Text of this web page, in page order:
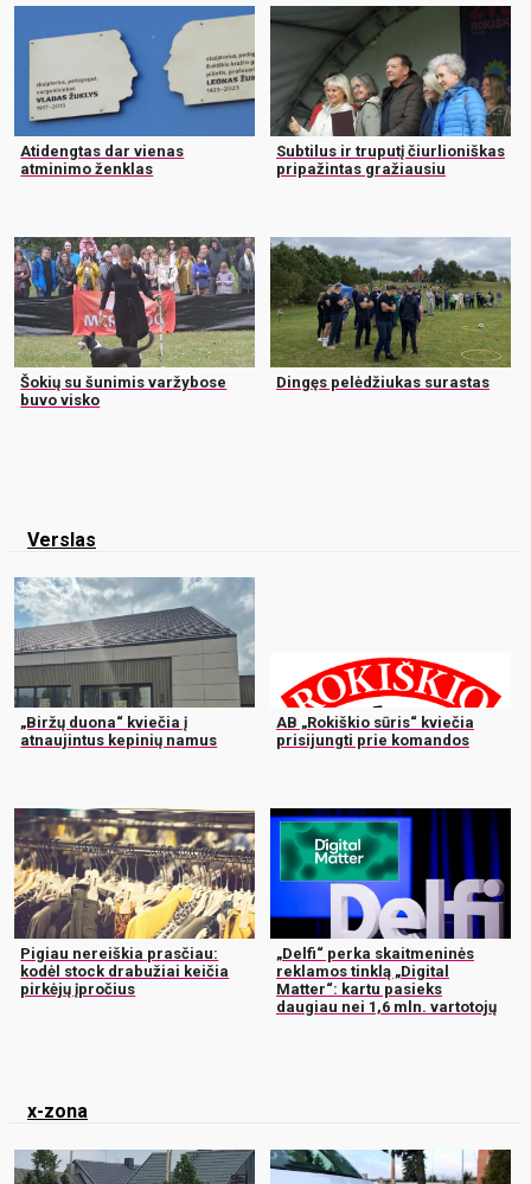
Atidengtas dar vienas
atminimo ženklas
Subtilus ir truputį čiurlioniškas
pripažintas gražiausiu
Šokių su šunimis varžybose
buvo visko
Dingęs pelėdžiukas surastas
Verslas
„Biržų duona“ kviečia į
atnaujintus kepinių namus
AB „Rokiškio sūris“ kviečia
prisijungti prie komandos
Pigiau nereiškia prasčiau:
kodėl stock drabužiai keičia
pirkėjų įpročius
„Delfi“ perka skaitmeninės
reklamos tinklą „Digital
Matter“: kartu pasieks
daugiau nei 1,6 mln. vartotojų
x-zona